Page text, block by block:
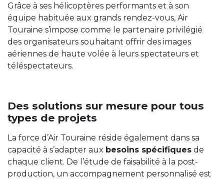
Grâce à ses hélicoptères performants et à son
équipe habituée aux grands rendez-vous, Air
Touraine s’impose comme le partenaire privilégié
des organisateurs souhaitant offrir des images
aériennes de haute volée à leurs spectateurs et
téléspectateurs.
Des solutions sur mesure pour tous
types de projets
La force d’Air Touraine réside également dans sa
capacité à s’adapter aux besoins spécifiques de
chaque client. De l’étude de faisabilité à la post-
production, un accompagnement personnalisé est